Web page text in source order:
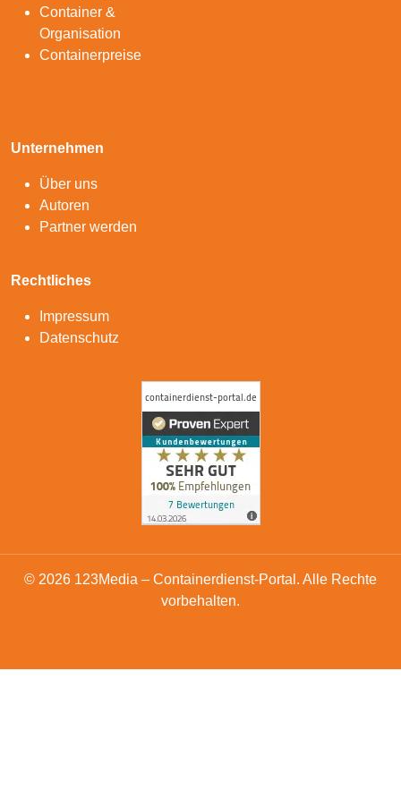
Container &
Organisation
Containerpreise
Unternehmen
Über uns
Autoren
Partner werden
Rechtliches
Impressum
Datenschutz
© 2026 123Media – Containerdienst-Portal. Alle Rechte
vorbehalten.